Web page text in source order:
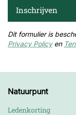
Inschrijven
Dit formulier is
Privacy Policyen
Natuurpunt
Ledenkorting